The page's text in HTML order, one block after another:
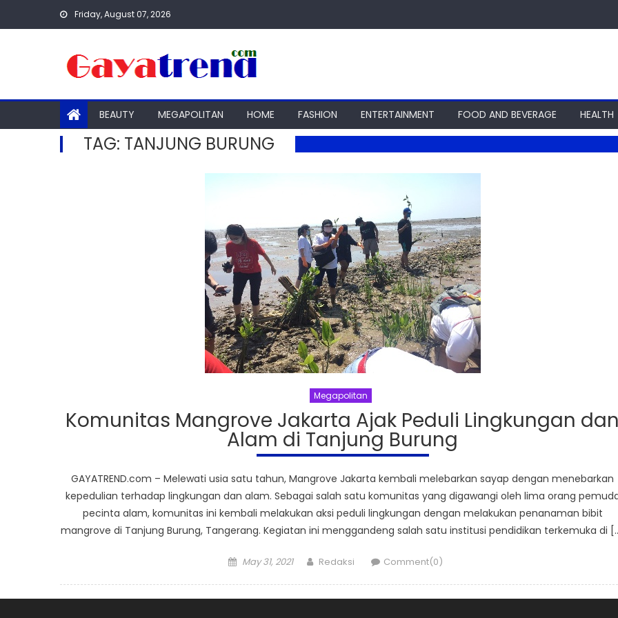
Friday, August 07, 2026
BEAUTY MEGAPOLITAN HOME FASHION ENTERTAINMENT FOOD AND BEVERAGE HEALTH
TAG: TANJUNG BURUNG
Megapolitan
Komunitas Mangrove Jakarta Ajak Peduli Lingkungan dan
Alam di Tanjung Burung
GAYATREND.com – Melewati usia satu tahun, Mangrove Jakarta kembali melebarkan sayap dengan menebarkan
kepedulian terhadap lingkungan dan alam. Sebagai salah satu komunitas yang digawangi oleh lima orang
pecinta alam, komunitas ini kembali melakukan aksi peduli lingkungan dengan melakukan penanaman bibit
mangrove di Tanjung Burung, Tangerang. Kegiatan ini menggandeng salah satu institusi pendidikan terkemuka di
Posted
May 31, 2021 Author
Redaksi Comment(0)